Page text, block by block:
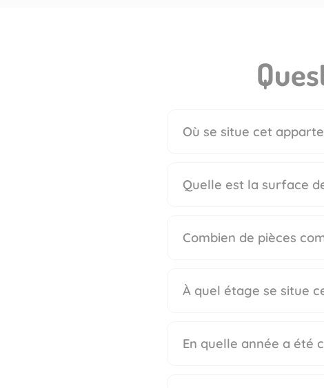
Où se situe cet
Quelle est la surface
Combien de pièces
À quel étage se situe
En quelle année a été